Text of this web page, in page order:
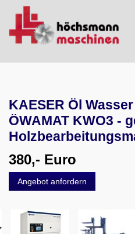
Maschinenankauf
Shop
Videos
Service
Wir über uns
KAESER Öl
ÖWAMAT KWO3 -
380,- Euro
Angebot anfordern